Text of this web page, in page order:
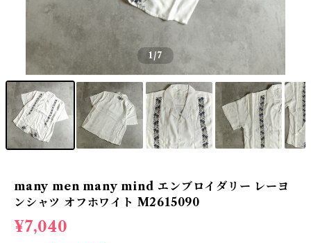
1/7
many men many mind エンブロイダリー レーヨ
ンシャツ オフホワイト M2615090
¥7,040